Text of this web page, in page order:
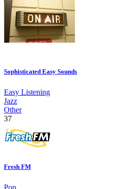
Sophisticated Easy Sounds
Easy Listening
Jazz
Other
37
Fresh FM
Pop